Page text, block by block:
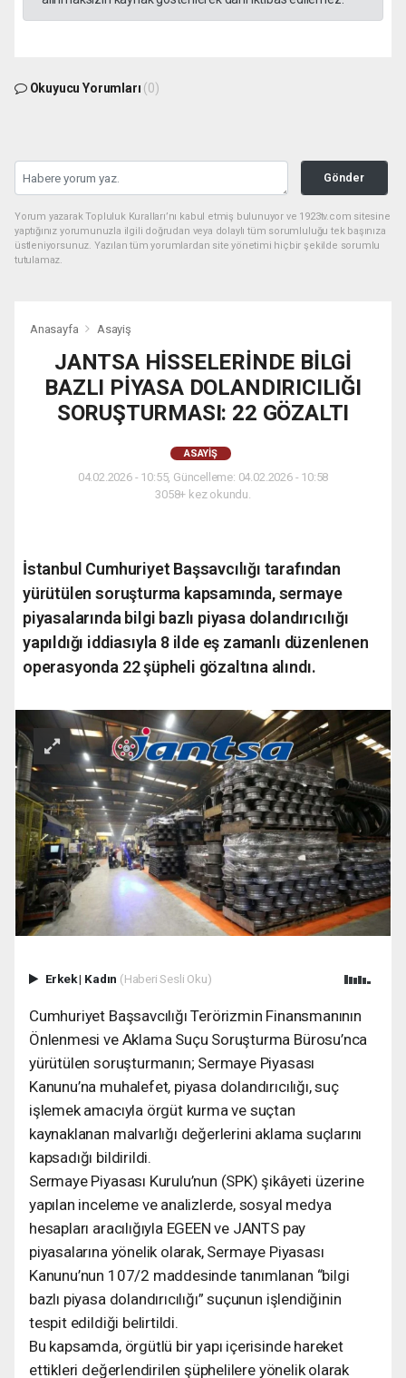
Okuyucu Yorumları (0)
Gönder
Yorum yazarak Topluluk Kuralları’nı kabul etmiş bulunuyor ve 1923tv.com sitesine
yaptığınız yorumunuzla ilgili doğrudan veya dolaylı tüm sorumluluğu tek başınıza
üstleniyorsunuz. Yazılan tüm yorumlardan site yönetimi hiçbir şekilde sorumlu
tutulamaz.
Anasayfa Asayiş
JANTSA HİSSELERİNDE BİLGİ
BAZLI PİYASA DOLANDIRICILIĞI
SORUŞTURMASI: 22 GÖZALTI
ASAYIŞ
04.02.2026 - 10:55, Güncelleme: 04.02.2026 - 10:58
3058+ kez okundu.
İstanbul Cumhuriyet Başsavcılığı tarafından
yürütülen soruşturma kapsamında, sermaye
piyasalarında bilgi bazlı piyasa dolandırıcılığı
yapıldığı iddiasıyla 8 ilde eş zamanlı düzenlenen
operasyonda 22 şüpheli gözaltına alındı.
Erkek| Kadın (Haberi Sesli Oku)
Cumhuriyet Başsavcılığı Terörizmin Finansmanının
Önlenmesi ve Aklama Suçu Soruşturma Bürosu’nca
yürütülen soruşturmanın; Sermaye Piyasası
Kanunu’na muhalefet, piyasa dolandırıcılığı, suç
işlemek amacıyla örgüt kurma ve suçtan
kaynaklanan malvarlığı değerlerini aklama suçlarını
kapsadığı bildirildi.
Sermaye Piyasası Kurulu’nun (SPK) şikâyeti üzerine
yapılan inceleme ve analizlerde, sosyal medya
hesapları aracılığıyla EGEEN ve JANTS pay
piyasalarına yönelik olarak, Sermaye Piyasası
Kanunu’nun 107/2 maddesinde tanımlanan “bilgi
bazlı piyasa dolandırıcılığı” suçunun işlendiğinin
tespit edildiği belirtildi.
Bu kapsamda, örgütlü bir yapı içerisinde hareket
ettikleri değerlendirilen şüphelilere yönelik olarak